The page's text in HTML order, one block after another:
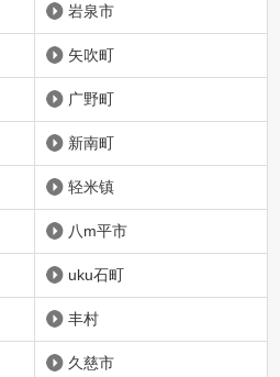
岩泉市
矢吹町
广野町
新南町
轻米镇
八m平市
uku石町
丰村
久慈市